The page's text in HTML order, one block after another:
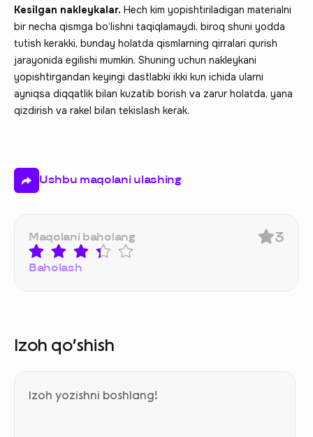
Kesilgan nakleykalar. Hech kim yopishtiriladigan materialni
bir necha qismga bo‘lishni taqiqlamaydi, biroq shuni yodda
tutish kerakki, bunday holatda qismlarning qirralari qurish
jarayonida egilishi mumkin. Shuning uchun nakleykani
yopishtirgandan keyingi dastlabki ikki kun ichida ularni
ayniqsa diqqatlik bilan kuzatib borish va zarur holatda, yana
qizdirish va rakel bilan tekislash kerak.
Ushbu maqolani ulashing
Maqolani baholang
Baholash
3
Izoh qo‘shish